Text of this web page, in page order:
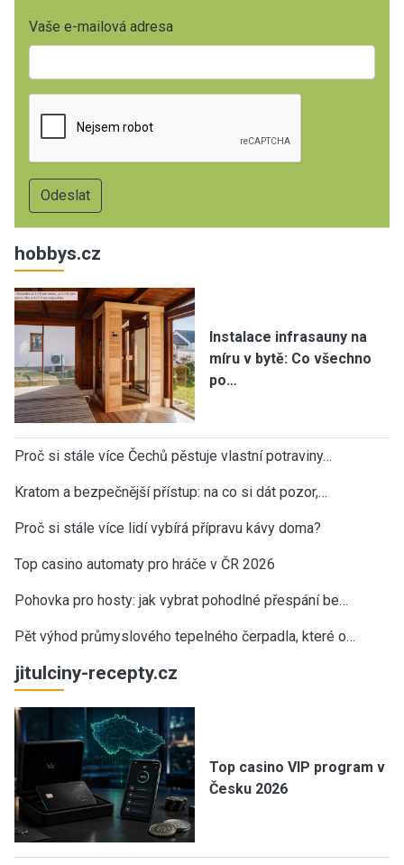
Vaše e-mailová adresa
hobbys.cz
Instalace infrasauny na
míru v bytě: Co všechno
po…
Proč si stále více Čechů pěstuje vlastní potraviny…
Kratom a bezpečnější přístup: na co si dát pozor,…
Proč si stále více lidí vybírá přípravu kávy doma?
Top casino automaty pro hráče v ČR 2026
Pohovka pro hosty: jak vybrat pohodlné přespání be…
Pět výhod průmyslového tepelného čerpadla, které o…
jitulciny-recepty.cz
Top casino VIP program v
Česku 2026